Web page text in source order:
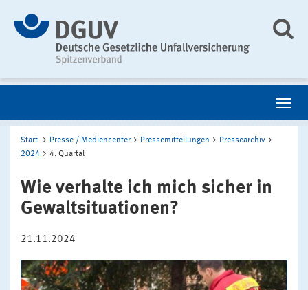
Start Presse / Mediencenter Pressemitteilungen
Pressearchiv
2024
4. Quartal
Wie verhalte ich mich sicher in
Gewaltsituationen?
21.11.2024